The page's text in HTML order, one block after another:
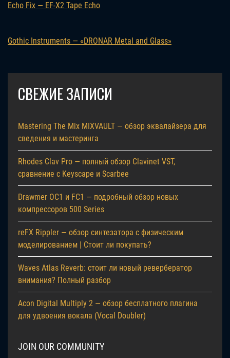
Echo Fix — EF-X2 Tape Echo
Gothic Instruments — «DRONAR Metal and Glass»
СВЕЖИЕ ЗАПИСИ
Mastering The Mix MIXVAULT — обзор эквалайзера для
сведения и мастеринга
Rhodes Clav Pro — полный обзор Clavinet VST,
сравнение с Keyscape и Scarbee
Drawmer OC1 и FC1 — подробный обзор новых
компрессоров 500 Series
reFX Rippler — обзор синтезатора с физическим
моделированием | Стоит ли покупать?
Waves Atlas Reverb: стоит ли новый ревербератор
внимания? Полный разбор
Acon Digital Multiply 2 — обзор бесплатного плагина
для удвоения вокала (Vocal Doubler)
JOIN OUR COMMUNITY